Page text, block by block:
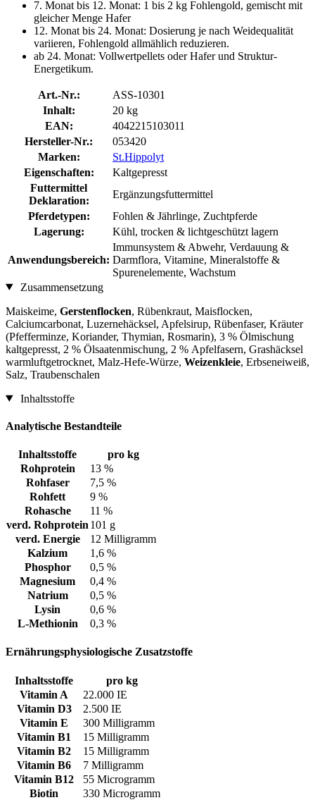
7. Monat bis 12. Monat: 1 bis 2 kg Fohlengold, gemischt mit
gleicher Menge Hafer
12. Monat bis 24. Monat: Dosierung je nach Weidequalität
variieren, Fohlengold allmählich reduzieren.
ab 24. Monat: Vollwertpellets oder Hafer und Struktur-
Energetikum.
Art.-Nr.:
ASS-10301
Inhalt:
20 kg
EAN:
4042215103011
Hersteller-Nr.:
053420
Marken:
St.Hippolyt
Eigenschaften:
Kaltgepresst
Futtermittel
Deklaration:
Ergänzungsfuttermittel
Pferdetypen:
Fohlen & Jährlinge, Zuchtpferde
Lagerung:
Kühl, trocken & lichtgeschützt lagern
Anwendungsbereich:
Immunsystem & Abwehr, Verdauung &
Darmflora, Vitamine, Mineralstoffe &
Spurenelemente, Wachstum
Zusammensetzung
Maiskeime, Gerstenflocken, Rübenkraut, Maisflocken,
Calciumcarbonat, Luzernehäcksel, Apfelsirup, Rübenfaser, Kräuter
(Pfefferminze, Koriander, Thymian, Rosmarin), 3 % Ölmischung
kaltgepresst, 2 % Ölsaatenmischung, 2 % Apfelfasern, Grashäcksel
warmluftgetrocknet, Malz-Hefe-Würze, Weizenkleie, Erbseneiweiß,
Salz, Traubenschalen
Inhaltsstoffe
Analytische Bestandteile
Inhaltsstoffe
pro kg
Rohprotein
13 %
Rohfaser
7,5 %
Rohfett
9 %
Rohasche
11 %
verd. Rohprotein 101 g
verd. Energie
12 Milligramm
Kalzium
1,6 %
Phosphor
0,5 %
Magnesium
0,4 %
Natrium
0,5 %
Lysin
0,6 %
L-Methionin
0,3 %
Ernährungsphysiologische Zusatzstoffe
Inhaltsstoffe
pro kg
Vitamin A
22.000 IE
Vitamin D3
2.500 IE
Vitamin E
300 Milligramm
Vitamin B1
15 Milligramm
Vitamin B2
15 Milligramm
Vitamin B6
7 Milligramm
Vitamin B12
55 Microgramm
Biotin
330 Microgramm